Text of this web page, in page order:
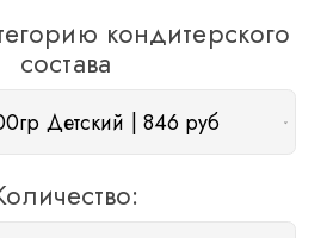
кондитерского
состава
Детский | 846 руб